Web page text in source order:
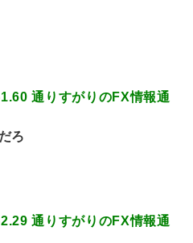
通りすがりのFX情報通
ろ
通りすがりのFX情報通